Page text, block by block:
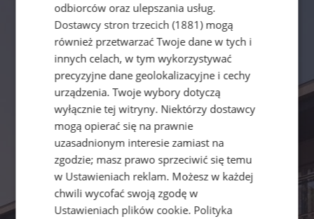
odbiorców oraz ulepszania usług.
Dostawcy stron trzecich (1881)mogą
również przetwarzać Twoje dane w tych i
innych celach, w tym wykorzystywać
precyzyjne dane geolokalizacyjne i cechy
urządzenia. Twoje wybory dotyczą
wyłącznie tej witryny. Niektórzy dostawcy
mogą opierać się na prawnie
uzasadnionym interesie zamiast na
zgodzie; masz prawo sprzeciwić się temu
w Ustawieniach reklam. Możesz w każdej
chwili wycofać swoją zgodę w
Ustawieniach plików cookie. Polityka